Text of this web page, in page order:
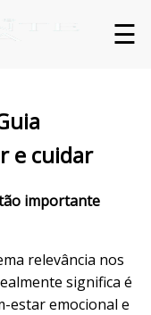
☰
e cuidar
importante
relevância nos
significa é
estar emocional e